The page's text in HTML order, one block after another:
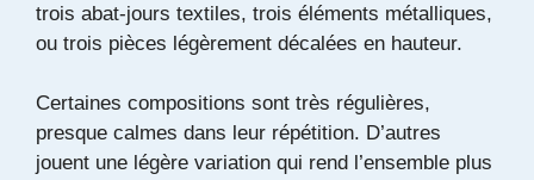
trois abat-jours textiles, trois éléments métalliques,
ou trois pièces légèrement décalées en hauteur.
Certaines compositions sont très régulières,
presque calmes dans leur répétition. D’autres
jouent une légère variation qui rend l’ensemble plus